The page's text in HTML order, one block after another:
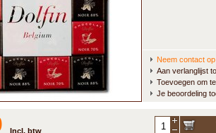
Neem contact
Aan verlanglijst
Toevoegen om
Je beoordeling
Incl. btw